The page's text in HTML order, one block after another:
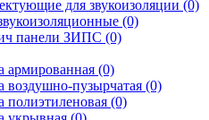
для звукоизоляции (0)
(0)
панели ЗИПС (0)
армированная (0)
воздушно-пузырчатая (0)
полиэтиленовая (0)